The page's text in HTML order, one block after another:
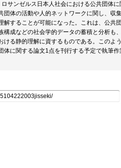
サンゼルス日本人社会における公共団体
団体の活動や人的ネットワークに関し、
解することが可能になった。これは、公
構成などの社会学的データの蓄積と分析
ける静的理解に資するものである。このよ
体に関する論文1点を刊行する予定で執筆作